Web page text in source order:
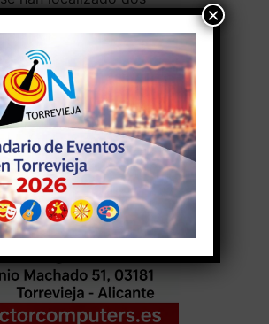
se encuentra en la
×